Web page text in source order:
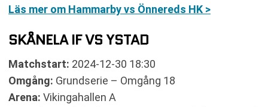
Läs mer om Hammarby vs Önnereds HK >
SKÅNELA IF VS YSTAD
Matchstart: 2024-12-30 18:30
Omgång: Grundserie – Omgång 18
Arena: Vikingahallen A